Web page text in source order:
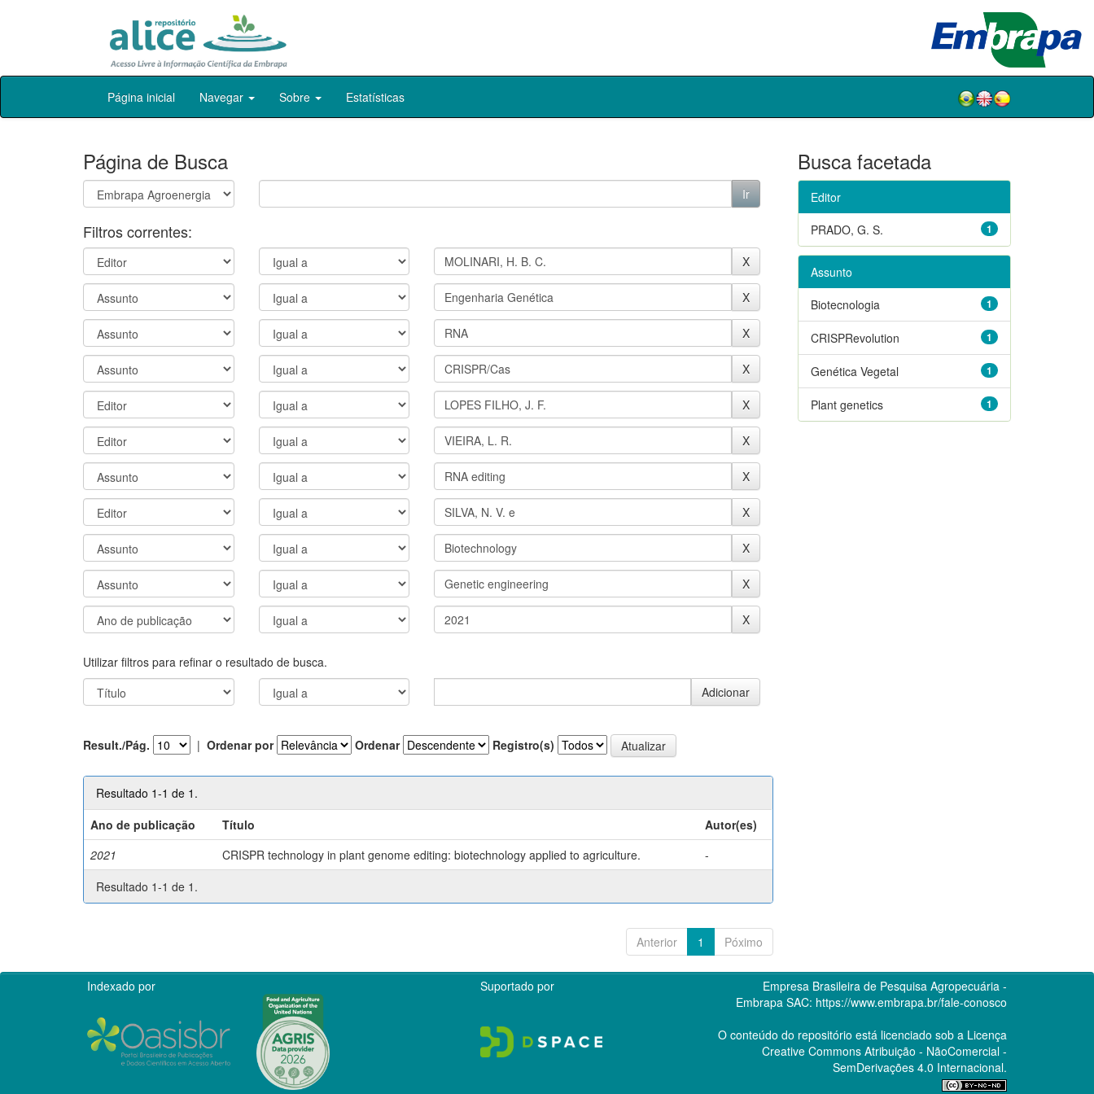
Skip
Página inicial Navegar Sobre Estatísticas
Página de Busca
Filtros correntes:
Utilizar filtros para refinar o resultado de busca.
Result./Pág. | Ordenar por Ordenar Registro(s)
Resultado 1-1 de 1.
Ano de publicação
Título
Autor(es)
2021
CRISPR technology in plant genome editing: biotechnology applied to agriculture.
-
Resultado 1-1 de 1.
Anterior 1 Póximo
Busca facetada
Editor
1
PRADO, G. S.
Assunto
1
Biotecnologia
1
CRISPRevolution
1
Genética Vegetal
1
Plant genetics
Indexado por Suportado por
Empresa Brasileira de Pesquisa Agropecuária -
Embrapa SAC: https://www.embrapa.br/fale-conosco
O conteúdo do repositório está licenciado sob a Licença
Creative CommonsAtribuição - NãoComercial -
SemDerivações 4.0 Internacional.